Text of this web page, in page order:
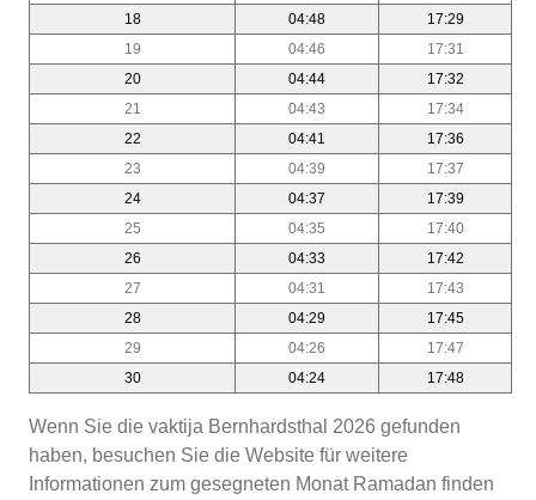
18
04:48
17:29
19
04:46
17:31
20
04:44
17:32
21
04:43
17:34
22
04:41
17:36
23
04:39
17:37
24
04:37
17:39
25
04:35
17:40
26
04:33
17:42
27
04:31
17:43
28
04:29
17:45
29
04:26
17:47
30
04:24 17:48
Wenn Sie die vaktija Bernhardsthal 2026 gefunden
haben, besuchen Sie die Website für weitere
Informationen zum gesegneten Monat Ramadan finden